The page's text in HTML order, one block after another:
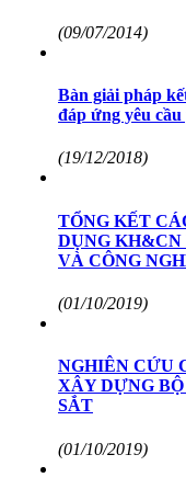
(09/07/2014)
Bàn giải pháp
đáp ứng yêu
(19/12/2018)
TỔNG KẾT
DỤNG KH&CN
VÀ CÔNG
(01/10/2019)
NGHIÊN CỨU
XÂY DỰNG
SẮT
(01/10/2019)